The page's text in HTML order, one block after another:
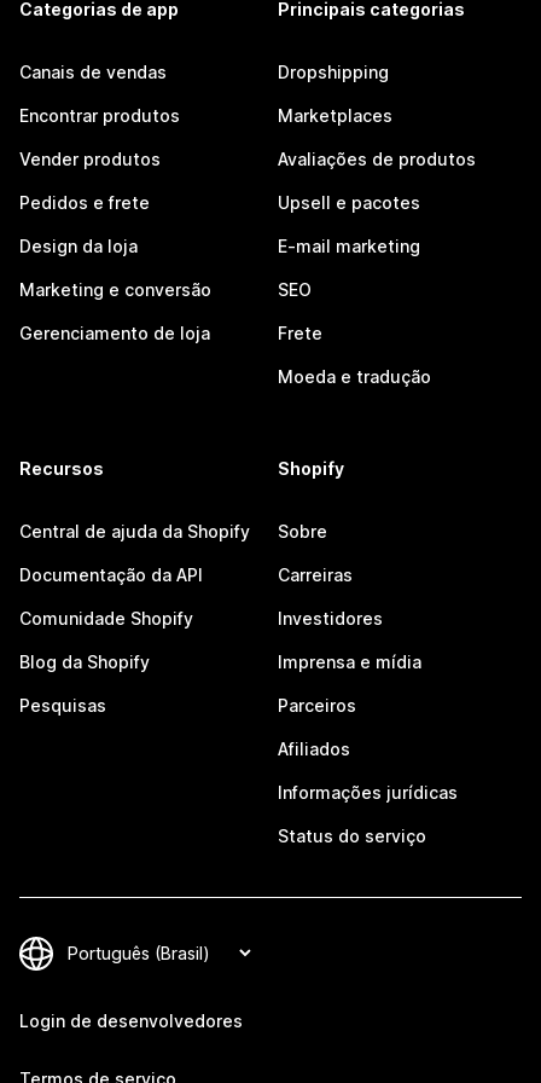
Categorias de app
Canais de vendas
Encontrar produtos
Vender produtos
Pedidos e frete
Design da loja
Marketing e conversão
Gerenciamento de loja
Principais categorias
Dropshipping
Marketplaces
Avaliações de produtos
Upsell e pacotes
E-mail marketing
SEO
Frete
Moeda e tradução
Recursos
Central de ajuda da Shopify
Documentação da API
Comunidade Shopify
Blog da Shopify
Pesquisas
Shopify
Sobre
Carreiras
Investidores
Imprensa e mídia
Parceiros
Afiliados
Informações jurídicas
Status do serviço
Login de desenvolvedores